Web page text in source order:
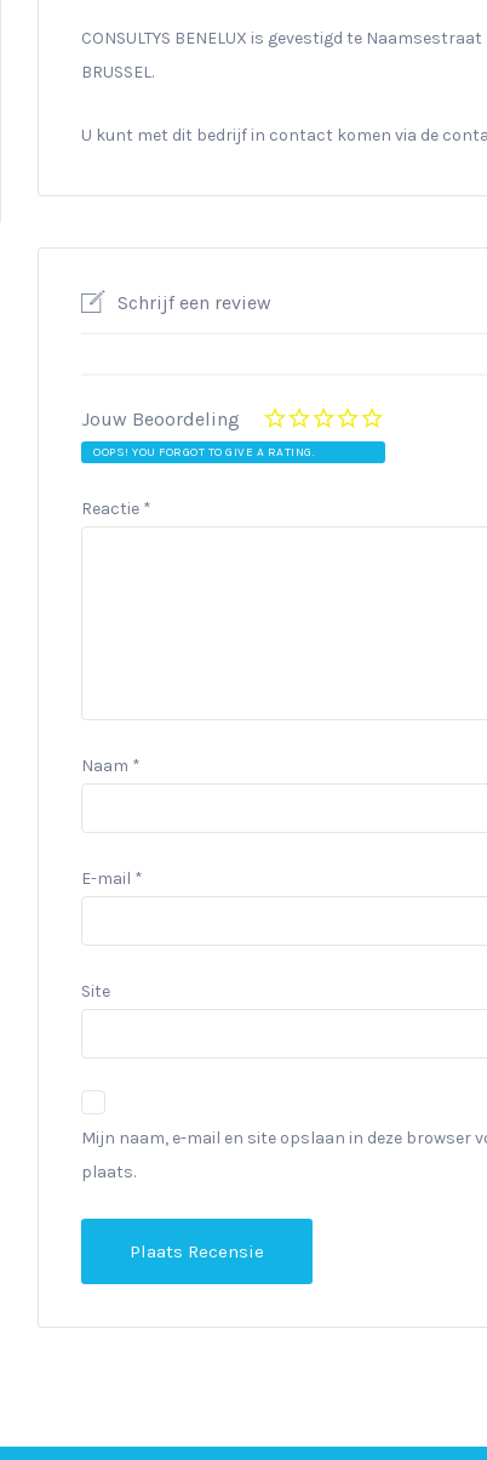
CONSULTYS BENELUX is gevestigd te
BRUSSEL.
U kunt met dit bedrijf in contact komen via de
Schrijf een review
Jouw Beoordeling
OOPS! YOU FORGOT TO GIVE A RATING.
Reactie *
Naam *
E-mail *
Site
Mijn naam, e-mail en site opslaan in deze browser
plaats.